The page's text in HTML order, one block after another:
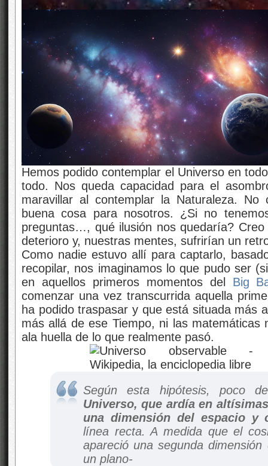
Hemos podido contemplar el Universo en
todo. Nos queda capacidad para el
maravillar al contemplar la Naturaleza.
buena cosa para nosotros. ¿Si no
preguntas…, qué ilusión nos quedaría?
deterioro y, nuestras mentes, sufrirían un
Como nadie estuvo allí para captarlo,
recopilar, nos imaginamos lo que pudo ser
en aquellos primeros momentos del Big
comenzar una vez transcurrida aquella
ha podido traspasar y que está situada más
más allá de ese Tiempo, ni las
ala huella de lo que realmente pasó.
Según esta hipótesis, poco
Universo, que ardía en
una dimensión del espacio y
línea recta. A medida que el
apareció una segunda
un plano-